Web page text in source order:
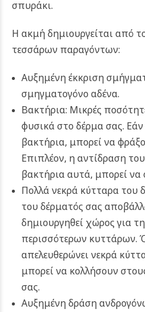
σπυράκι.
Η ακμή δημιουργείται από
τεσσάρων παραγόντων:
Αυξημένη έκκριση
σμηγματογόνο αδένα.
Βακτήρια: Μικρές
φυσικά στο δέρμα σας.
βακτήρια, μπορεί να
Επιπλέον, η αντίδραση
βακτήρια αυτά, μπορεί να
Πολλά νεκρά κύτταρα του
του δέρματός σας
δημιουργηθεί χώρος για
περισσότερων κυττάρων.
απελευθερώνει νεκρά
μπορεί να κολλήσουν
σας.
Αυξημένη δράση